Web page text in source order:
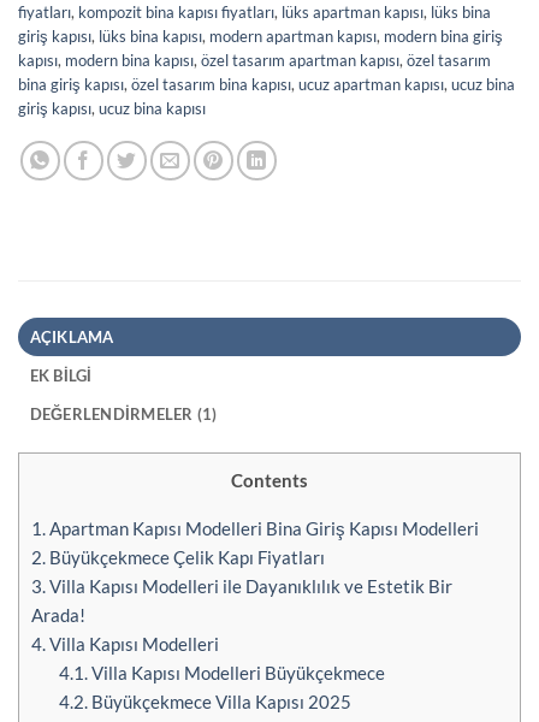
fiyatları, kompozit bina kapısı fiyatları, lüks apartman kapısı, lüks bina
giriş kapısı, lüks bina kapısı, modern apartman kapısı, modern bina giriş
kapısı, modern bina kapısı, özel tasarım apartman kapısı, özel tasarım
bina giriş kapısı, özel tasarım bina kapısı, ucuz apartman kapısı, ucuz bina
giriş kapısı, ucuz bina kapısı
AÇIKLAMA
EK BILGI
DEĞERLENDIRMELER (1)
Contents
1.Apartman Kapısı Modelleri Bina Giriş Kapısı Modelleri
2. Büyükçekmece Çelik Kapı Fiyatları
3.Villa Kapısı Modelleri ile Dayanıklılık ve Estetik Bir
Arada!
4.Villa Kapısı Modelleri
4.1.Villa Kapısı Modelleri Büyükçekmece
4.2.Büyükçekmece Villa Kapısı 2025